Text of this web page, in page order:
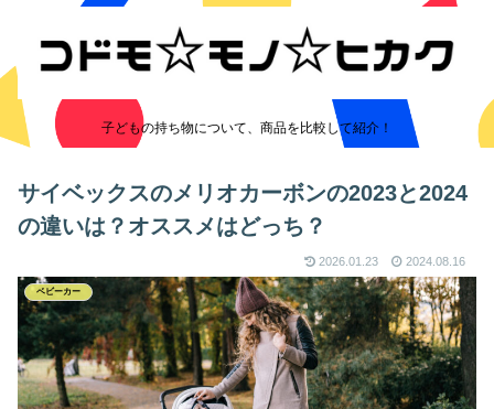
子どもの持ち物について、商品を比較して紹介！
サイベックスのメリオカーボンの2023と2024
の違いは？オススメはどっち？
2026.01.23 2024.08.16
ベビーカー